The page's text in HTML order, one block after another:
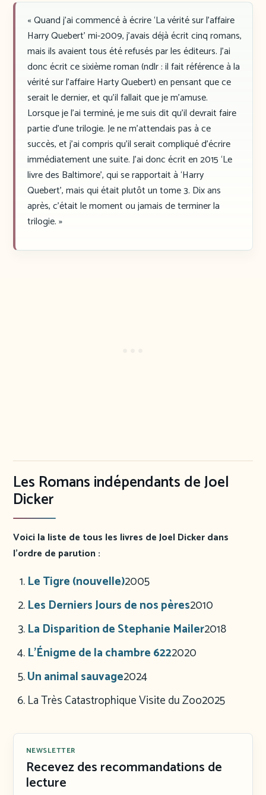
« Quand j’ai commencé à écrire ‘La vérité sur l’affaire
Harry Quebert’ mi-2009, j’avais déjà écrit cinq romans,
mais ils avaient tous été refusés par les éditeurs. J’ai
donc écrit ce sixième roman (ndlr : il fait référence à la
vérité sur l’affaire Harty Quebert) en pensant que ce
serait le dernier, et qu’il fallait que je m’amuse.
Lorsque je l’ai terminé, je me suis dit qu’il devrait faire
partie d’une trilogie. Je ne m’attendais pas à ce
succès, et j’ai compris qu’il serait compliqué d’écrire
immédiatement une suite. J’ai donc écrit en 2015 ‘Le
livre des Baltimore’, qui se rapportait à ‘Harry
Quebert’, mais qui était plutôt un tome 3. Dix ans
après, c’était le moment ou jamais de terminer la
trilogie. »
Les Romans indépendants de Joel
Dicker
Voici la liste de tous les livres de Joel Dicker dans
l’ordre de parution :
Le Tigre (nouvelle)2005
Les Derniers Jours de nos pères2010
La Disparition de Stephanie Mailer2018
L’Énigme de la chambre 6222020
Un animal sauvage2024
La Très Catastrophique Visite du Zoo2025
NEWSLETTER
Recevez des recommandations de
lecture